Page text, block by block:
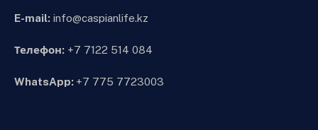
E-mail: info@caspianlife.kz
Телефон: +7 7122 514 084
WhatsApp: +7 775 7723003